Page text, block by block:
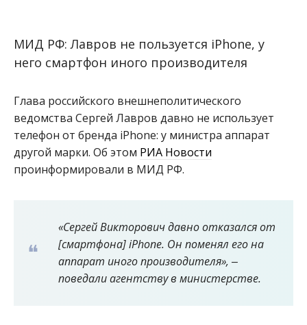
МИД РФ: Лавров не пользуется iPhone, у
него смартфон иного производителя
Глава российского внешнеполитического
ведомства Сергей Лавров давно не использует
телефон от бренда iPhone: у министра аппарат
другой марки. Об этом РИА Новости
проинформировали в МИД РФ.
«Сергей Викторович давно отказался от
[смартфона] iPhone. Он поменял его на
аппарат иного производителя», ‒
поведали агентству в министерстве.